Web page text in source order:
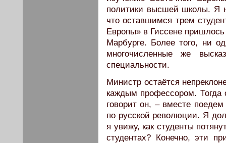
политики высшей школы. Я
что оставшимся трем
Европы» в Гиссене
Марбурге. Более того, ни
многочисленные же
специальности.
Министр остаётся
каждым профессором.
говорит он, – вместе
по русской революции. Я
я увижу, как студенты
студентах? Конечно, эти